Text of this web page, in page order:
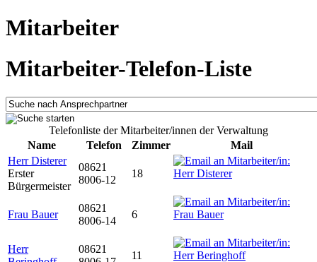
Mitarbeiter
Mitarbeiter-Telefon-Liste
Telefonliste der Mitarbeiter/innen der Verwaltung
Name
Telefon Zimmer
Mail
Herr Disterer
Erster
Bürgermeister
08621
8006-12
18
Frau Bauer
08621
8006-14
6
Herr
08621
11